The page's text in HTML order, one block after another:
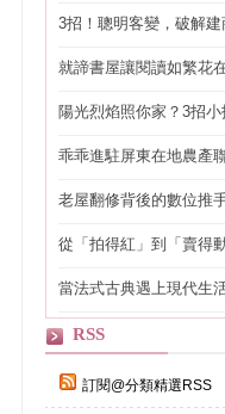
3招！聰明客變，破解
就諦書屋讓閱讀如繁花
陽光烈焰照你家？3招
乖乖進駐屏東在地農產
老屋翻修背後的數位推
從「拍得紅」到「賣得
當法式古典遇上現代生
RSS
訂閱@分類精選RSS